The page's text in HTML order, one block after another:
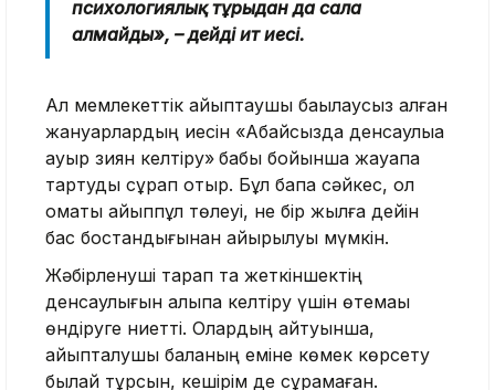
психологиялық тұрғыдан да сала
алмайды», – дейді ит иесі.
Ал мемлекеттік айыптаушы бақылаусыз қалған
жануарлардың иесін «Абайсызда денсаулыққа
ауыр зиян келтiру» бабы бойынша жауапқа
тартуды сұрап отыр. Бұл бапқа сәйкес, ол
қомақты айыппұл төлеуі, не бір жылға дейін
бас бостандығынан айырылуы мүмкін.
Жәбірленуші тарап та жеткіншектің
денсаулығын қалыпқа келтіру үшін өтемақы
өндіруге ниетті. Олардың айтуынша,
айыпталушы баланың еміне көмек көрсету
былай тұрсын, кешірім де сұрамаған.